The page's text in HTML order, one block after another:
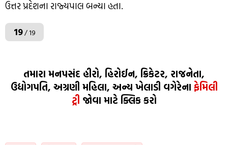
ઉત્તર પ્રદેશના રાજ્યપાલ બન્યા હતા.
19/ 19
તમારા મનપસંદ હીરો, હિરોઈન, ક્રિકેટર, રાજનેતા,
ઉદ્યોગપતિ, અગ્રણી મહિલા, અન્ય ખેલાડી વગેરેના ફેમિલી
ટ્રી જોવા માટે ક્લિક કરો